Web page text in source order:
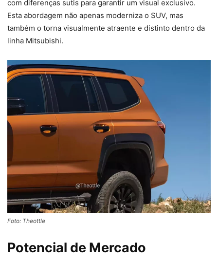
com diferenças sutis para garantir um visual exclusivo.
Esta abordagem não apenas moderniza o SUV, mas
também o torna visualmente atraente e distinto dentro da
linha Mitsubishi.
Foto: Theottle
Potencial de Mercado